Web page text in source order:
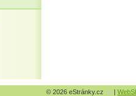
© 2026 eStránky.cz |